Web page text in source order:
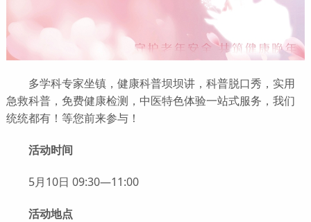
多学科专家坐镇，健康科普坝坝讲，科普脱口秀，实用
急救科普，免费健康检测，中医特色体验一站式服务，我们
统统都有！等您前来参与！
活动时间
5月10日 09:30—11:00
活动地点